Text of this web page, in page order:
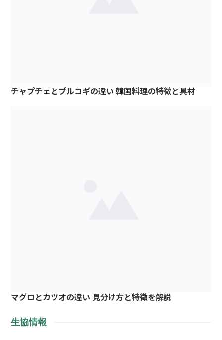
チャプチェとプルコギの違い 韓国料理の特徴と具材
マグロとカツオの違い 見分け方と特徴を解説
生協情報